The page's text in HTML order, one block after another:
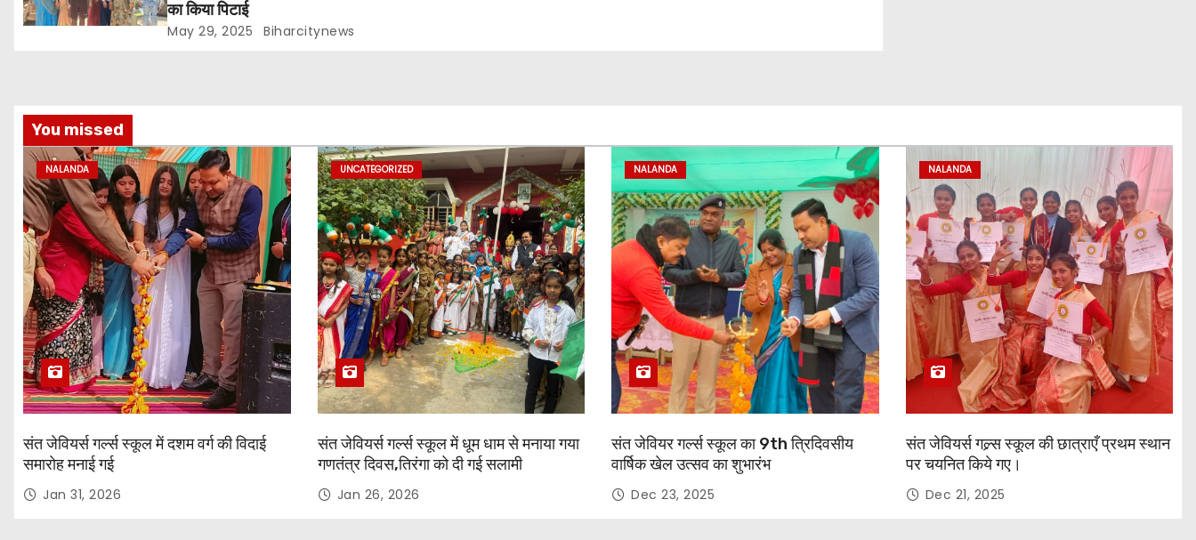
t
i
o
n
का किया पिटाई
May 29, 2025 Biharcitynews
You missed
NALANDA
संत जेवियर्स गर्ल्स स्कूल में दशम वर्ग की विदाई
समारोह मनाई गई
Jan 31, 2026
UNCATEGORIZED
संत जेवियर्स गर्ल्स स्कूल में धूम धाम से मनाया गया
गणतंत्र दिवस,तिरंगा को दी गई सलामी
Jan 26, 2026
NALANDA
संत जेवियर गर्ल्स स्कूल का 9th त्रिदिवसीय
वार्षिक खेल उत्सव का शुभारंभ
Dec 23, 2025
NALANDA
संत जेवियर्स गल्र्स स्कूल की छात्र‌ाएँ प्रथम स्थान
पर चयनित किये गए।
Dec 21, 2025